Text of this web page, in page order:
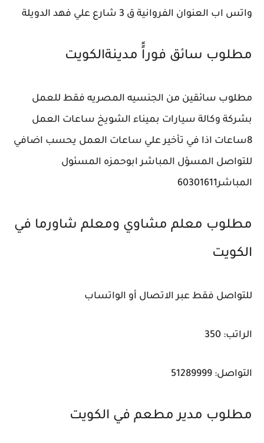
واتس اب العنوان الفروانية ق 3 شارع علي فهد الدويلة
مطلوب سائق فوراًً ‎مدينةالكويت
مطلوب سائقين من الجنسيه المصريه فقط للعمل
بشركة وكالة سيارات بميناء الشويخ ساعات العمل
8ساعات اذا في تأخير علي ساعات العمل يحسب اضافي
للتواصل المسؤل المباشر ابوحمزه المسئول
المباشر60301611
مطلوب معلم مشاوي ومعلم شاورما في
الكويت
للتواصل فقط عبر الاتصال أو الواتساب
الراتب: 350
التواصل: 51289999
مطلوب مدير مطعم في الكويت